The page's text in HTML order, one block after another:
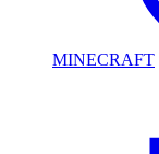
MINECRAFT